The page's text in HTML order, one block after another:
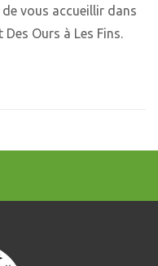
vous accueillir dans
Ours à Les Fins.